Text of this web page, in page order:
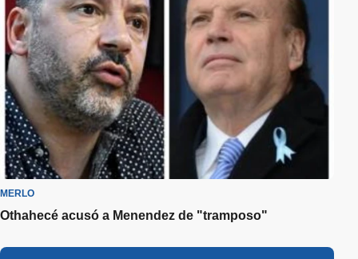
MERLO
Othahecé acusó a Menendez de "tramposo"